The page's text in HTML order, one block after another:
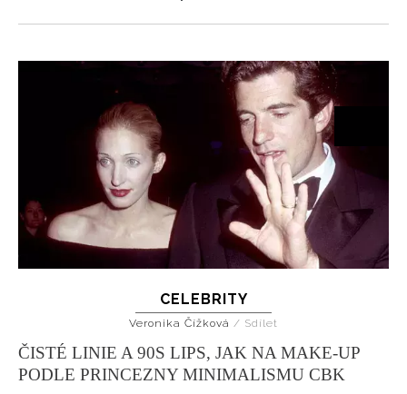
CELEBRITY
Veronika Čížková / Sdílet
ČISTÉ LINIE A 90S LIPS, JAK NA MAKE-UP
PODLE PRINCEZNY MINIMALISMU CBK